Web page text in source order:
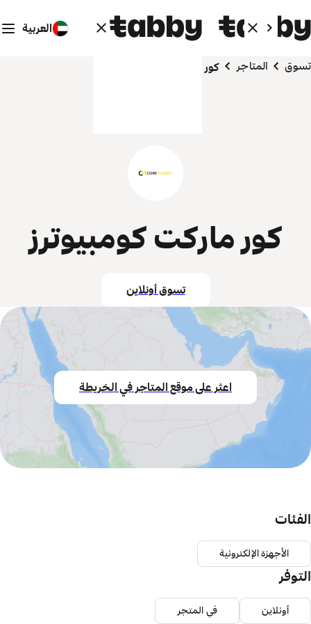
العربية
تسوق المتاجر كور ماركت كومبيوترز
كور ماركت كومبيوترز
تسوق أونلاين
اعثر على موقع المتاجر في الخريطة
الفئات
الأجهزة الإلكترونية
التوفر
أونلاين في المتجر